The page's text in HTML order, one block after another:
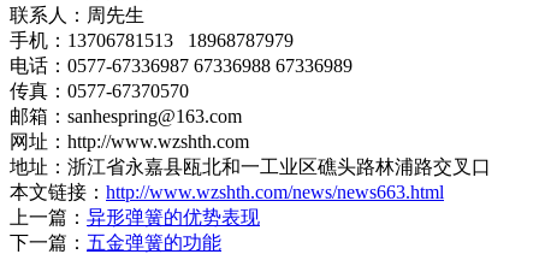
联系人：周先生
手机：13706781513 18968787979
电话：0577-67336987 67336988 67336989
传真：0577-67370570
邮箱：sanhespring@163.com
网址：http://www.wzshth.com
地址：浙江省永嘉县瓯北和一工业区礁头路林浦路交叉口
本文链接： http://www.wzshth.com/news/news663.html
上一篇： 异形弹簧的优势表现
下一篇： 五金弹簧的功能